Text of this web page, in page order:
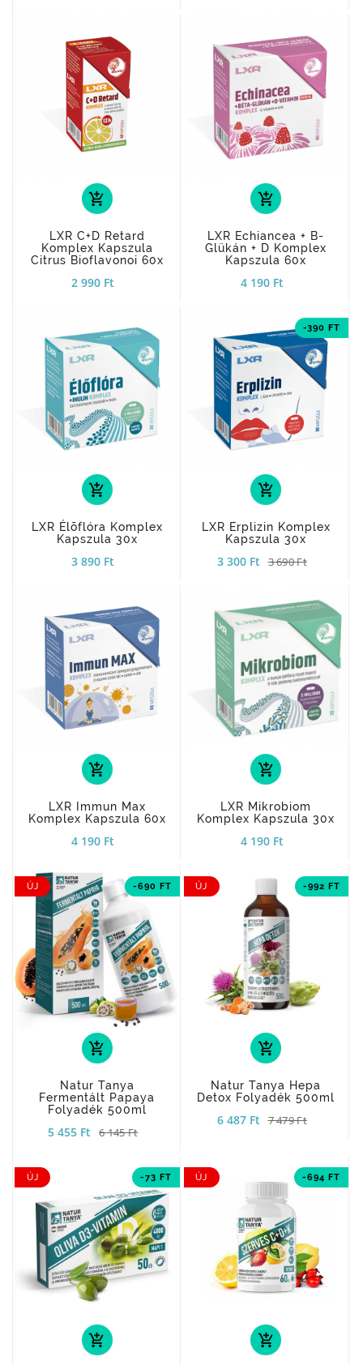
add_shopping_cart
LXR C+D Retard
Komplex Kapszula
Citrus Bioflavonoi 60x
2 990 Ft
add_shopping_cart
LXR Echiancea + B-
Glükán + D Komplex
Kapszula 60x
4 190 Ft
add_shopping_cart
LXR Élõflóra Komplex
Kapszula 30x
3 890 Ft
-390 FT
add_shopping_cart
LXR Erplizin Komplex
Kapszula 30x
3 300 Ft 3 690 Ft
add_shopping_cart
LXR Immun Max
Komplex Kapszula 60x
4 190 Ft
add_shopping_cart
LXR Mikrobiom
Komplex Kapszula 30x
4 190 Ft
ÚJ -690 FT
add_shopping_cart
Natur Tanya
Fermentált Papaya
Folyadék 500ml
5 455 Ft 6 145 Ft
ÚJ -992 FT
add_shopping_cart
Natur Tanya Hepa
Detox Folyadék 500ml
6 487 Ft 7 479 Ft
ÚJ -73 FT
add_shopping_cart
ÚJ -694 FT
add_shopping_cart